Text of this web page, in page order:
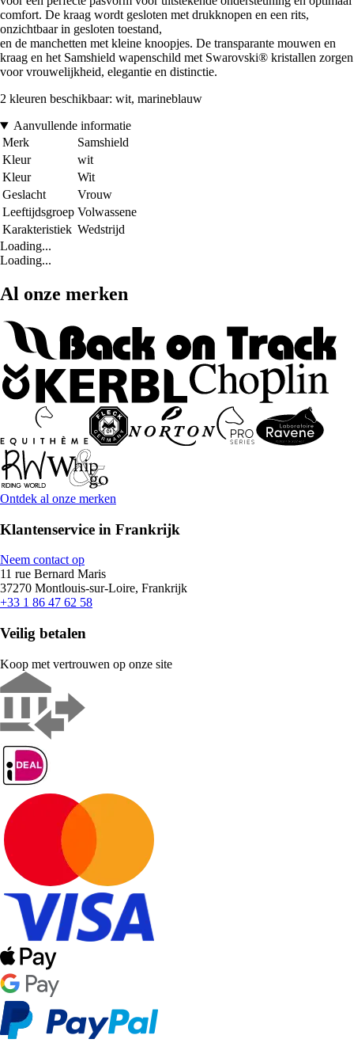
comfort. De kraag wordt gesloten met drukknopen en een rits,
onzichtbaar in gesloten toestand,
en de manchetten met kleine knoopjes. De transparante mouwen en
kraag en het Samshield wapenschild met Swarovski® kristallen zorgen
voor vrouwelijkheid, elegantie en distinctie.
2 kleuren beschikbaar: wit, marineblauw
Aanvullende informatie
Merk
Samshield
Kleur
wit
Kleur
Wit
Geslacht
Vrouw
Leeftijdsgroep Volwassene
Karakteristiek Wedstrijd
Loading...
Loading...
Al onze merken
Ontdek al onze merken
Klantenservice in Frankrijk
Neem contact op
11 rue Bernard Maris
37270 Montlouis-sur-Loire, Frankrijk
+33 1 86 47 62 58
Veilig betalen
Koop met vertrouwen op onze site